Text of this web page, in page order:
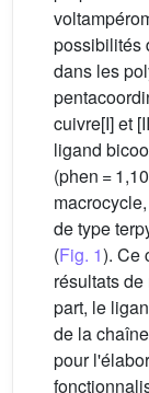
possibilités
dans les
cuivre[I] et
ligand
(phen =
de type
(Fig. 1). Ce
résultats
part, le
de la
pour